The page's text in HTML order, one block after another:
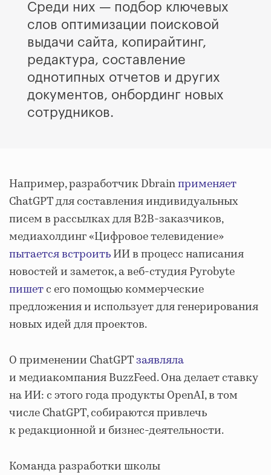
Среди них — подбор ключевых
слов оптимизации поисковой
выдачи сайта, копирайтинг,
редактура, составление
однотипных отчетов и других
документов, онбординг новых
сотрудников.
Например, разработчик Dbrainприменяет
ChatGPT для составления индивидуальных
писем в рассылках для B2B-заказчиков,
медиахолдинг «Цифровое телевидение»
пытается встроитьИИ в процесс написания
новостей и заметок, а веб-студия Pyrobyte
пишетс его помощью коммерческие
предложения и использует для генерирования
новых идей для проектов.
О применении ChatGPTзаявляла
и медиакомпания BuzzFeed. Она делает ставку
на ИИ: с этого года продукты OpenAI, в том
числе ChatGPT, собираются привлечь
к редакционной и бизнес-деятельности.
Команда разработки школы